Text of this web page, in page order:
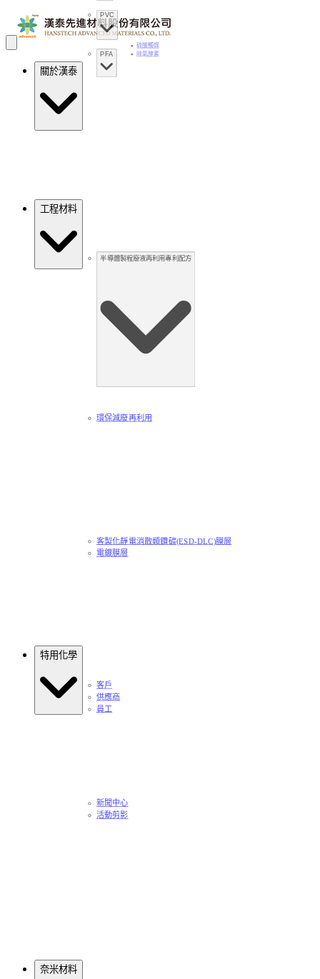
關於漢泰
工程材料
PVC
PFA
特用化學
半導體製程廢液再利用專利配方
硫酸觸媒
除氧酵素
環保減廢再利用
奈米材料
客製化靜電消散類鑽碳(ESD-DLC)膜層
電鍍膜層
客戶
供應商
員工
新聞中心
活動剪影